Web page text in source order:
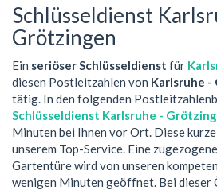
Schlüsseldienst
Grötzingen
Ein seriöser Schlüsseldienst für
diesen Postleitzahlen von Karlsruhe
tätig. In den folgenden
Schlüsseldienst Karlsruhe -
Minuten bei Ihnen vor Ort. Diese
unserem Top-Service. Eine
Gartentüre wird von unseren
wenigen Minuten geöffnet. Bei dieser